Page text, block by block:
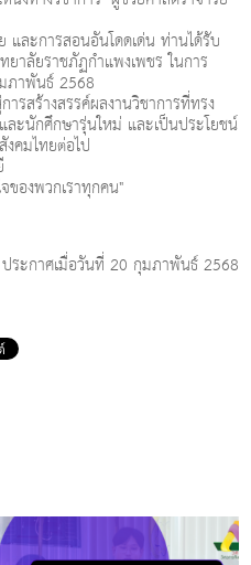
ละการสอนอันโดดเด่น ท่านได้รับ
าลัยราชภัฏกำแพงเพชร ในการ
ภาพันธ์ 2568
รสร้างสรรค์ผลงานวิชาการที่ทรง
ะนักศึกษารุ่นใหม่ และเป็นประโยชน์
คมไทยต่อไป
ของพวกเราทุกคน"
ประกาศเมื่อวันที่ 20 กุมภาพันธ์ 2568